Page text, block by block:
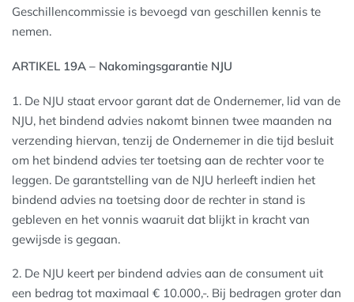
Geschillencommissie is bevoegd van geschillen kennis te
nemen.
ARTIKEL 19A – Nakomingsgarantie NJU
1. De NJU staat ervoor garant dat de Ondernemer, lid van de
NJU, het bindend advies nakomt binnen twee maanden na
verzending hiervan, tenzij de Ondernemer in die tijd besluit
om het bindend advies ter toetsing aan de rechter voor te
leggen. De garantstelling van de NJU herleeft indien het
bindend advies na toetsing door de rechter in stand is
gebleven en het vonnis waaruit dat blijkt in kracht van
gewijsde is gegaan.
2. De NJU keert per bindend advies aan de consument uit
een bedrag tot maximaal € 10.000,-. Bij bedragen groter dan